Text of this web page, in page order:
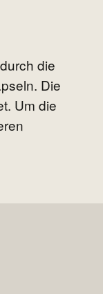
die
Die
Um die